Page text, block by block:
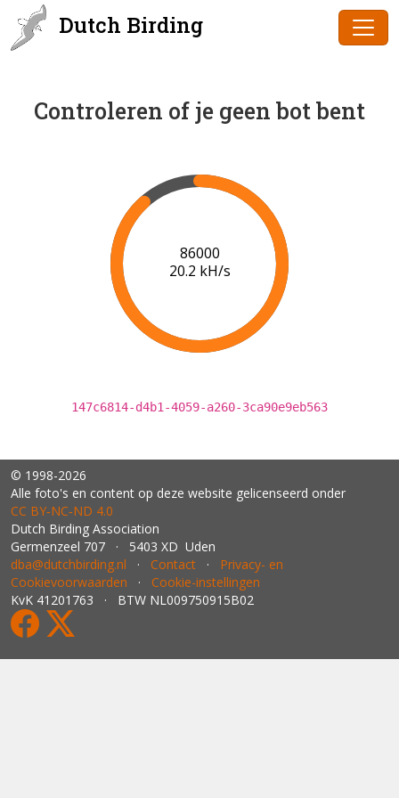
Dutch Birding
Controleren of je geen bot bent
88000
20.3 kH/s
147c6814-d4b1-4059-a260-3ca90e9eb563
© 1998-2026
Alle foto's en content op deze website gelicenseerd onder
CC BY‑NC‑ND 4.0
Dutch Birding Association
Germenzeel 707 · 5403 XD Uden
dba@dutchbirding.nl · Contact · Privacy- en
Cookievoorwaarden · Cookie-instellingen
KvK 41201763 · BTW NL009750915B02